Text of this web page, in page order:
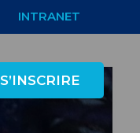
INTRANET
S’INSCRIRE